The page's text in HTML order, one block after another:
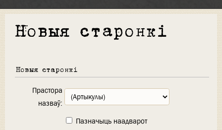
Новыя старонкі
Новыя старонкі
Прастора
назваў:
Пазначыць наадварот